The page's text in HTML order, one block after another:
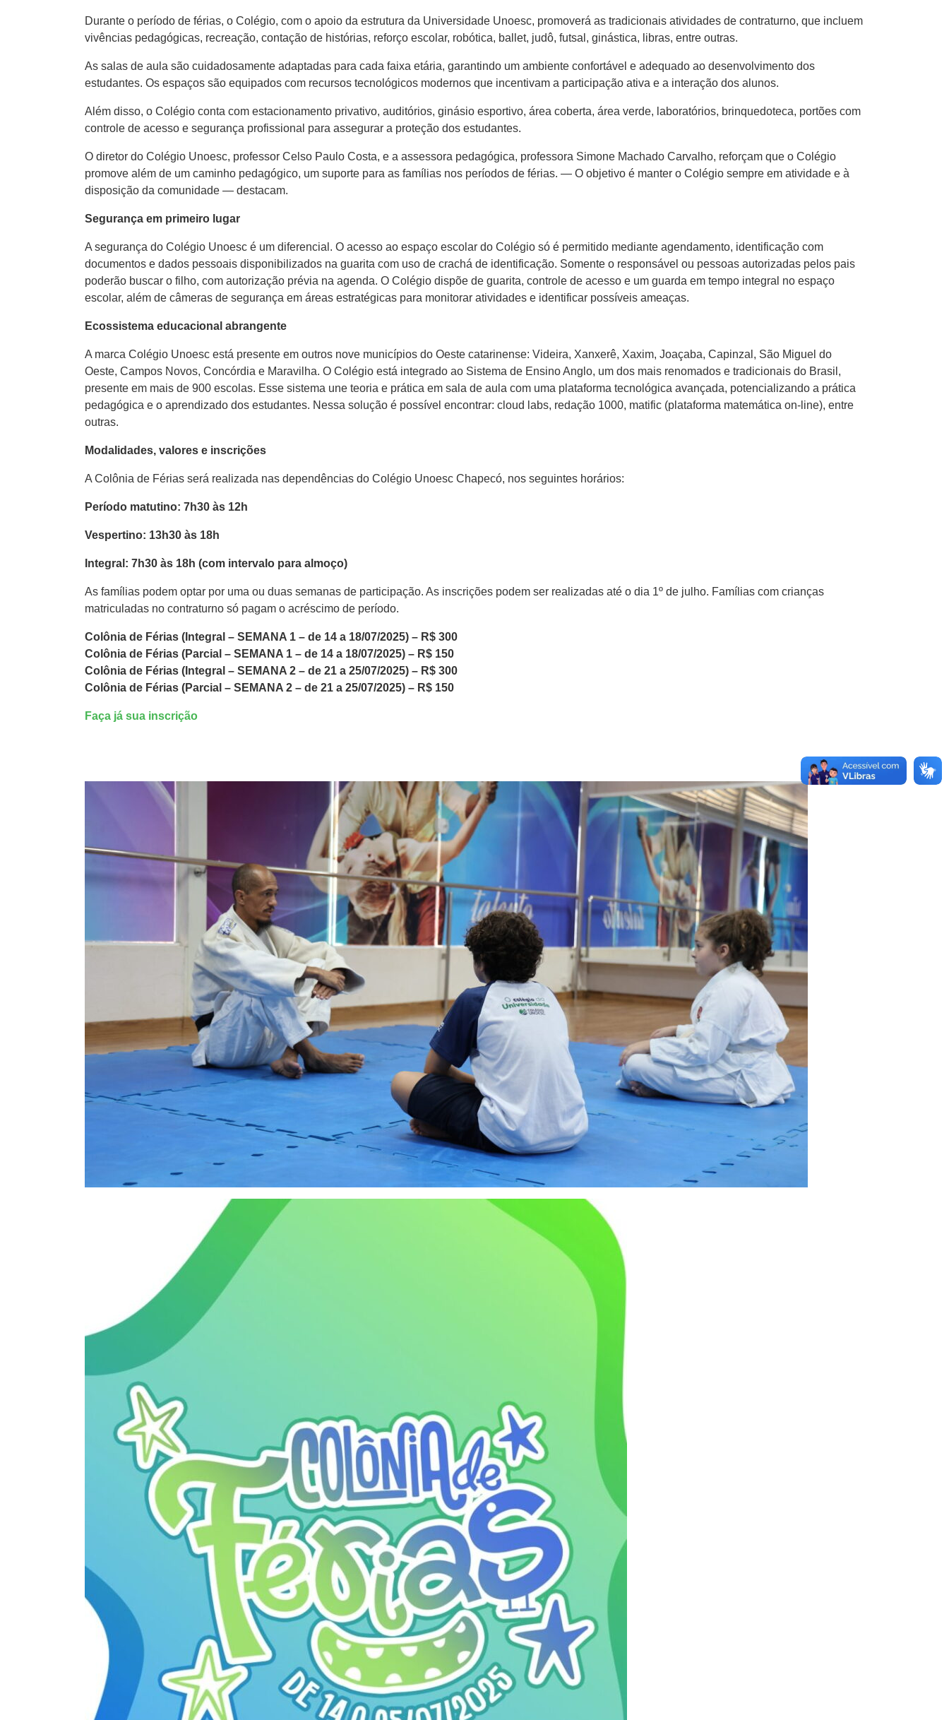
Durante o período de férias, o Colégio, com o apoio da estrutura da Universidade Unoesc, promoverá as tradicionais atividades de contraturno, que incluem
vivências pedagógicas, recreação, contação de histórias, reforço escolar, robótica, ballet, judô, futsal, ginástica, libras, entre outras.
As salas de aula são cuidadosamente adaptadas para cada faixa etária, garantindo um ambiente confortável e adequado ao desenvolvimento dos
estudantes. Os espaços são equipados com recursos tecnológicos modernos que incentivam a participação ativa e a interação dos alunos.
Além disso, o Colégio conta com estacionamento privativo, auditórios, ginásio esportivo, área coberta, área verde, laboratórios, brinquedoteca, portões com
controle de acesso e segurança profissional para assegurar a proteção dos estudantes.
O diretor do Colégio Unoesc, professor Celso Paulo Costa, e a assessora pedagógica, professora Simone Machado Carvalho, reforçam que o Colégio
promove além de um caminho pedagógico, um suporte para as famílias nos períodos de férias. — O objetivo é manter o Colégio sempre em atividade e à
disposição da comunidade — destacam.
Segurança em primeiro lugar
A segurança do Colégio Unoesc é um diferencial. O acesso ao espaço escolar do Colégio só é permitido mediante agendamento, identificação com
documentos e dados pessoais disponibilizados na guarita com uso de crachá de identificação. Somente o responsável ou pessoas autorizadas pelos pais
poderão buscar o filho, com autorização prévia na agenda. O Colégio dispõe de guarita, controle de acesso e um guarda em tempo integral no espaço
escolar, além de câmeras de segurança em áreas estratégicas para monitorar atividades e identificar possíveis ameaças.
Ecossistema educacional abrangente
A marca Colégio Unoesc está presente em outros nove municípios do Oeste catarinense: Videira, Xanxerê, Xaxim, Joaçaba, Capinzal, São Miguel do
Oeste, Campos Novos, Concórdia e Maravilha. O Colégio está integrado ao Sistema de Ensino Anglo, um dos mais renomados e tradicionais do Brasil,
presente em mais de 900 escolas. Esse sistema une teoria e prática em sala de aula com uma plataforma tecnológica avançada, potencializando a prática
pedagógica e o aprendizado dos estudantes. Nessa solução é possível encontrar: cloud labs, redação 1000, matific (plataforma matemática on-line), entre
outras.
Modalidades, valores e inscrições
A Colônia de Férias será realizada nas dependências do Colégio Unoesc Chapecó, nos seguintes horários:
Período matutino: 7h30 às 12h
Vespertino: 13h30 às 18h
Integral: 7h30 às 18h (com intervalo para almoço)
As famílias podem optar por uma ou duas semanas de participação. As inscrições podem ser realizadas até o dia 1º de julho. Famílias com crianças
matriculadas no contraturno só pagam o acréscimo de período.
Colônia de Férias (Integral – SEMANA 1 – de 14 a 18/07/2025) – R$ 300
Colônia de Férias (Parcial – SEMANA 1 – de 14 a 18/07/2025) – R$ 150
Colônia de Férias (Integral – SEMANA 2 – de 21 a 25/07/2025) – R$ 300
Colônia de Férias (Parcial – SEMANA 2 – de 21 a 25/07/2025) – R$ 150
Faça já sua inscrição